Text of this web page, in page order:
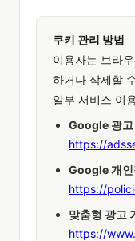
쿠키 관리 방법
이용자는 브라
하거나 삭제할
일부 서비스 이
Google 광고
https://
Google 개
https://
맞춤형 광고
https://